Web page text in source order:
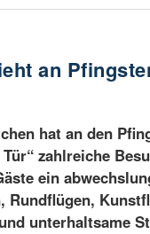
an
hat an den
zahlreiche
ein
unterhaltsame